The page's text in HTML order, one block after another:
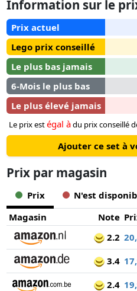
Information sur le
Prix actuel
Lego prix conseillé
Le plus bas jamais
6-Mois le plus bas
Le plus élevé jamais
Le prix estégal àdu prix conseillé
Ajouter ce set à
Prix ​​par magasin
Prix
N'est
Magasin
Note
2.2
3.4
2.4